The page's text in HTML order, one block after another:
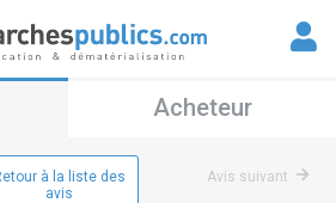
Acheteur
à la liste des
avis
Avis suivant